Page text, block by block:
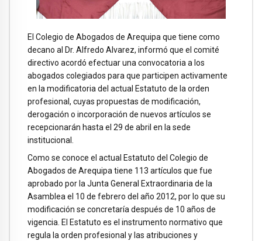
El Colegio de Abogados de Arequipa que tiene como
decano al Dr. Alfredo Alvarez, informó que el comité
directivo acordó efectuar una convocatoria a los
abogados colegiados para que participen activamente
en la modificatoria del actual Estatuto de la orden
profesional, cuyas propuestas de modificación,
derogación o incorporación de nuevos artículos se
recepcionarán hasta el 29 de abril en la sede
institucional.
Como se conoce el actual Estatuto del Colegio de
Abogados de Arequipa tiene 113 artículos que fue
aprobado por la Junta General Extraordinaria de la
Asamblea el 10 de febrero del año 2012, por lo que su
modificación se concretaría después de 10 años de
vigencia. El Estatuto es el instrumento normativo que
regula la orden profesional y las atribuciones y